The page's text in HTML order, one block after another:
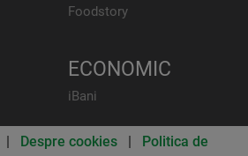
Foodstory
ECONOMIC
iBani
| Despre cookies | Politica de